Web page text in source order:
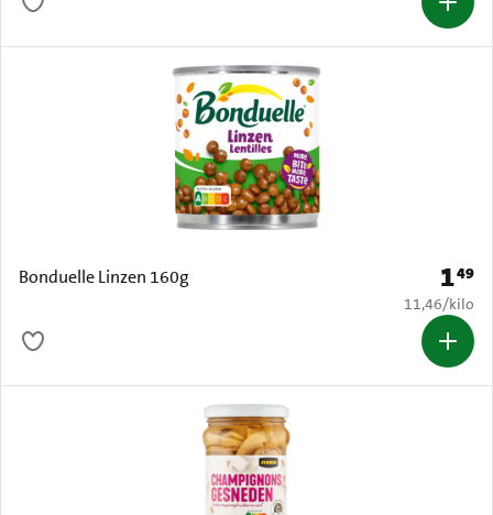
Bonduelle Linzen 160g Prijs:
149
€ 11,46 per
11,46/kilo